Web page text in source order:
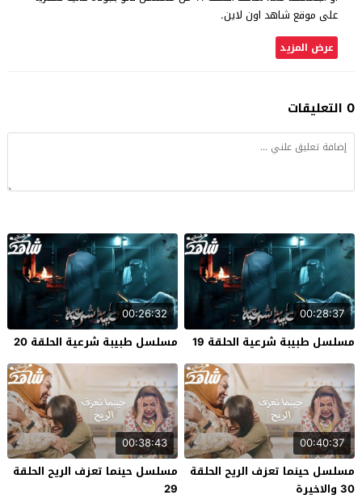
على موقع شاهد اون لاين.
عرض المزيد
0 التعليقات
00:28:37
مسلسل طبيبة شرعية الحلقة 19
00:26:32
مسلسل طبيبة شرعية الحلقة 20
00:40:37
مسلسل حينما تعزف الريح الحلقة
30 والاخيرة
00:38:43
مسلسل حينما تعزف الريح الحلقة
29